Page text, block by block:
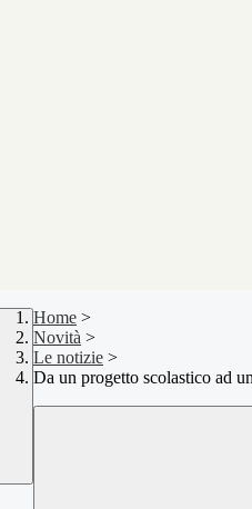
Home >
Novità >
Le notizie >
Da un progetto scolastico ad